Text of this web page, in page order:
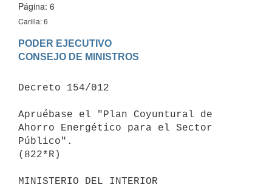
Página: 6
Carilla: 6
PODER EJECUTIVO
Decreto 154/012
Apruébase el "Plan Coyuntural de
Ahorro Energético para el Sector
Público".
(822*R)
MINISTERIO DEL INTERIOR